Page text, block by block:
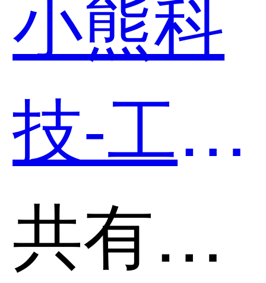
技-工程
管理和
共有分类：客户关系管理(CRM)